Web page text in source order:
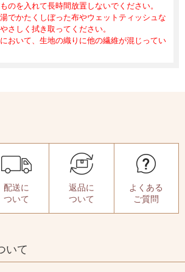
のを入れて長時間放置しないでください。
でかたくしぼった布やウェットティッシュな
さしく拭き取ってください。
おいて、生地の織りに他の繊維が混じってい
配送に
ついて
返品に
ついて
よくある
ご質問
いて